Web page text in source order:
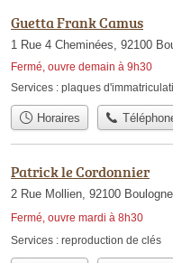
Guetta Frank Camus
1 Rue 4 Cheminées, 92100
Fermé, ouvre demain à 9h30
Services : plaques
Horaires
Patrick le Cordonnier
2 Rue Mollien, 92100
Fermé, ouvre mardi à 8h30
Services : reproduction de clés